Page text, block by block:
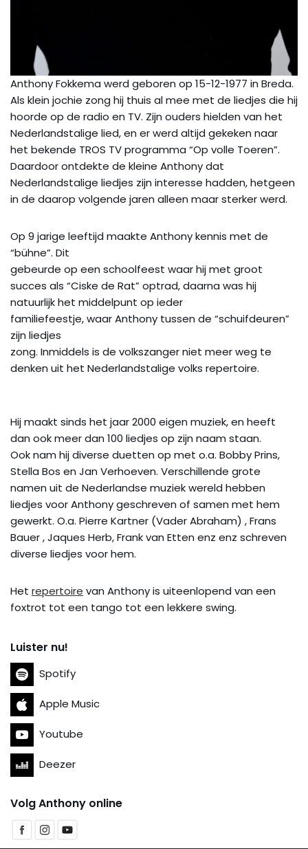
Anthony Fokkema werd geboren op 15-12-1977 in Breda.
Als klein jochie zong hij thuis al mee met de liedjes die hij
hoorde op de radio en TV. Zijn ouders hielden van het
Nederlandstalige lied, en er werd altijd gekeken naar
het bekende TROS TV programma “Op volle Toeren”.
Daardoor ontdekte de kleine Anthony dat
Nederlandstalige liedjes zijn interesse hadden, hetgeen
in de daarop volgende jaren alleen maar sterker werd.
Op 9 jarige leeftijd maakte Anthony kennis met de
“bühne”. Dit
gebeurde op een schoolfeest waar hij met groot
succes als “Ciske de Rat” optrad, daarna was hij
natuurlijk het middelpunt op ieder
familiefeestje, waar Anthony tussen de “schuifdeuren”
zijn liedjes
zong. Inmiddels is de volkszanger niet meer weg te
denken uit het Nederlandstalige volks repertoire.
Hij maakt sinds het jaar 2000 eigen muziek, en heeft
dan ook meer dan 100 liedjes op zijn naam staan.
Ook nam hij diverse duetten op met o.a. Bobby Prins,
Stella Bos en Jan Verhoeven. Verschillende grote
namen uit de Nederlandse muziek wereld hebben
liedjes voor Anthony geschreven of samen met hem
gewerkt. O.a. Pierre Kartner (Vader Abraham) , Frans
Bauer , Jaques Herb, Frank van Etten enz enz schreven
diverse liedjes voor hem.
Het repertoire van Anthony is uiteenlopend van een
foxtrot tot een tango tot een lekkere swing.
Luister nu!
Spotify
Apple Music
Youtube
Deezer
Volg Anthony online